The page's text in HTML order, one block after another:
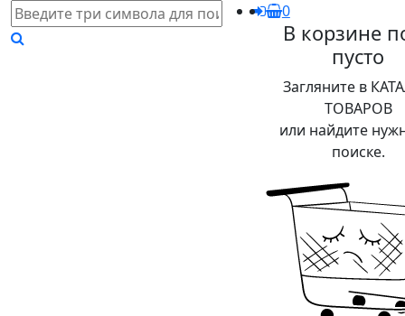
0
В корзине
пусто
Загляните в
ТОВАРОВ
или найдите
поиске.